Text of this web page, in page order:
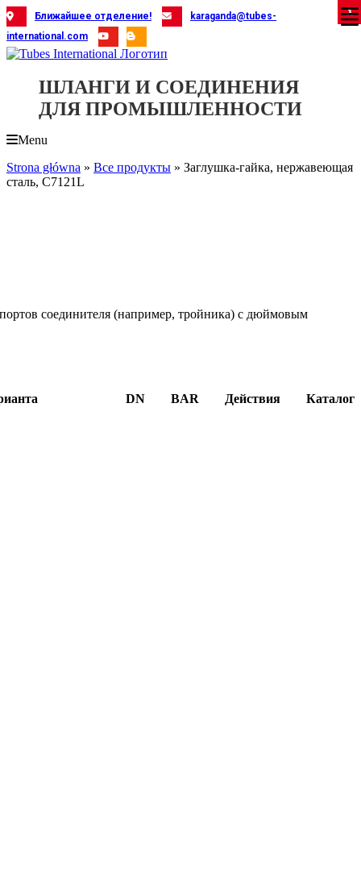
Skip
to
content
Ближайшее отделение!
karaganda@tubes-
international.com
ШЛАНГИ И СОЕДИНЕНИЯ
ДЛЯ ПРОМЫШЛЕННОСТИ
Menu
Strona główna » Все продукты » Заглушка-гайка, нержавеющая
сталь, C7121L
соединителя (например, тройника) с дюймовым
DN BAR Действия Каталог
X
X
X
X
X
X
X
X
X
X
X
X
X
X
X
X
X
X
X